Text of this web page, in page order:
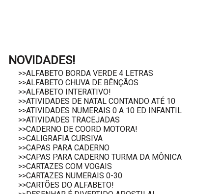
NOVIDADES!
>>ALFABETO BORDA VERDE 4 LETRAS
>>ALFABETO CHUVA DE BÊNÇÃOS
>>ALFABETO INTERATIVO!
>>ATIVIDADES DE NATAL CONTANDO ATÉ 10
>>ATIVIDADES NUMERAIS 0 A 10 ED INFANTIL
>>ATIVIDADES TRACEJADAS
>>CADERNO DE COORD MOTORA!
>>CALIGRAFIA CURSIVA
>>CAPAS PARA CADERNO
>>CAPAS PARA CADERNO TURMA DA MÔNICA
>>CARTAZES COM VOGAIS
>>CARTAZES NUMERAIS 0-30
>>CARTÕES DO ALFABETO!